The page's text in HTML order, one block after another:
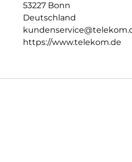
53227 Bonn
Deutschland
https://www.telekom.de